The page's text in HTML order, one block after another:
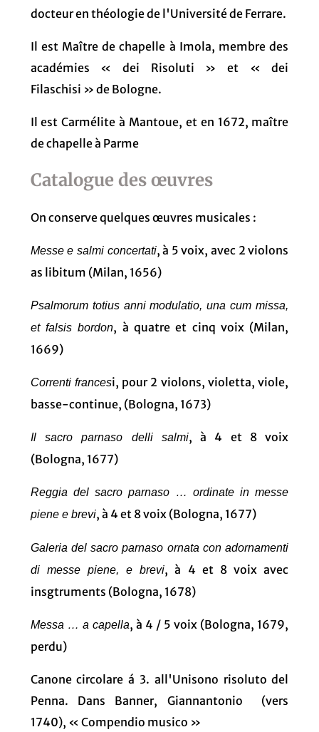
docteur en théologie de l'Université de Ferrare.
Il est Maître de chapelle à Imola, membre des
académies « dei Risoluti » et « dei
Filaschisi » de Bologne.
Il est Carmélite à Mantoue, et en 1672, maître
de chapelle à Parme
Catalogue des œuvres
On conserve quelques œuvres musicales :
Messe e salmi concertati, à 5 voix, avec 2 violons
as libitum (Milan, 1656)
Psalmorum totius anni modulatio, una cum missa,
et falsis bordon, à quatre et cinq voix (Milan,
1669)
Correnti francesi, pour 2 violons, violetta, viole,
basse-continue, (Bologna, 1673)
Il sacro parnaso delli salmi, à 4 et 8 voix
(Bologna, 1677)
Reggia del sacro parnaso … ordinate in messe
piene e brevi, à 4 et 8 voix (Bologna, 1677)
Galeria del sacro parnaso ornata con adornamenti
di messe piene, e brevi, à 4 et 8 voix avec
insgtruments (Bologna, 1678)
Messa … a capella, à 4 / 5 voix (Bologna, 1679,
perdu)
Canone circolare á 3. all'Unisono risoluto del
Penna. Dans Banner, Giannantonio (vers
1740), « Compendio musico »